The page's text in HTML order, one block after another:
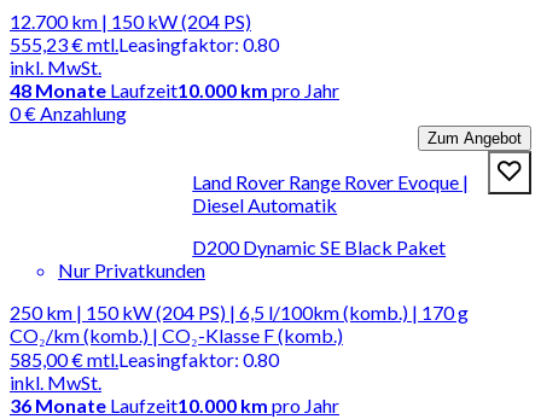
12.700 km | 150 kW (204 PS)
555,23 €mtl.
inkl. MwSt.
Leasingfaktor: 0.80
48 Monate Laufzeit10.000 km pro Jahr
0 € Anzahlung
Zum Angebot
Land Rover Range Rover Evoque |
Diesel Automatik
D200 Dynamic SE Black Paket
Nur Privatkunden
250 km | 150 kW (204 PS) | 6,5 l/100km (komb.) | 170 g
CO₂/km (komb.) | CO₂-Klasse F (komb.)
585,00 €mtl.
inkl. MwSt.
Leasingfaktor: 0.80
36 Monate Laufzeit10.000 km pro Jahr